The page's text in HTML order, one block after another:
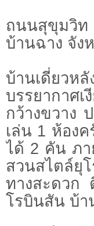
ถนนสุขุมวิท
บ้านฉาง จัง
บ้านเดี่ยวห
บรรยากาศ
กว้างขวาง
เล่น 1 ห้องค
ได้ 2 คัน ภา
สวนสไตล์ยุ
ทางสะดวก
โรบินสัน บ้า